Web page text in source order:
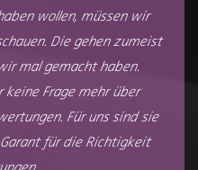
wollen, müssen wir
Die gehen zumeist
mal gemacht haben.
Frage mehr über
Für uns sind sie
für die Richtigkeit